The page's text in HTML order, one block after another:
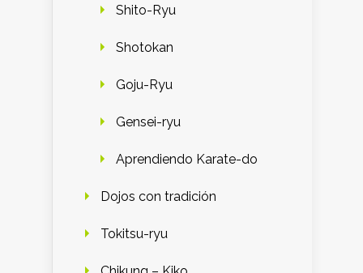
Shito-Ryu
Shotokan
Goju-Ryu
Gensei-ryu
Aprendiendo Karate-do
Dojos con tradición
Tokitsu-ryu